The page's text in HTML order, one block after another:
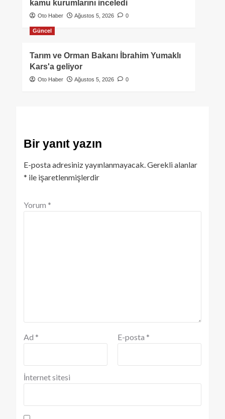
kamu kurumlarını inceledi
Oto Haber Ağustos 5, 2026 0
Güncel
Tarım ve Orman Bakanı İbrahim Yumaklı
Kars'a geliyor
Oto Haber Ağustos 5, 2026 0
Bir yanıt yazın
E-posta adresiniz yayınlanmayacak.Gerekli alanlar
* ile işaretlenmişlerdir
Yorum *
Ad * E-posta *
İnternet sitesi